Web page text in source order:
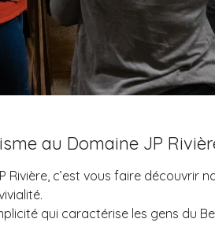
au Domaine JP
c’est vous faire découvrir
qui caractérise les gens du